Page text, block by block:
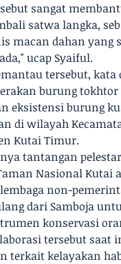
sangat
satwa langka,
macan dahan yang
ucap Syaiful.
tersebut, kata
burung
eksistensi burung
di wilayah
Kutai Timur.
tantangan
Nasional Kutai
non-
dari Samboja
konservasi
tersebut saat
terkait kelayakan